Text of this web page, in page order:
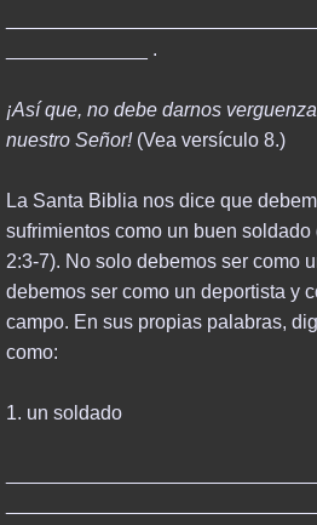
_____________ .
¡Así que, no debe darnos
nuestro Señor!(Vea versículo 8.)
La Santa Biblia nos dice que
sufrimientos como un buen soldado
2:3-7). No solo debemos ser como
debemos ser como un deportista y
campo. En sus propias palabras,
como:
1. un soldado